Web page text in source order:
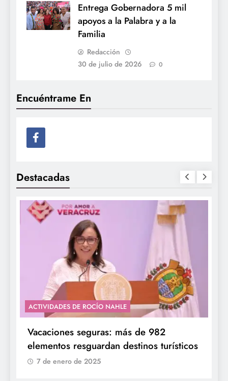
Encuéntrame En
Destacadas
ACTIVIDADES DE ROCÍO NAHLE
Vacaciones seguras: más de 982
elementos resguardan destinos turísticos
7 de enero de 2025
Entrega Gobernadora 5 mil
apoyos a la Palabra y a la
Familia
Redacción
30 de julio de 2026
0